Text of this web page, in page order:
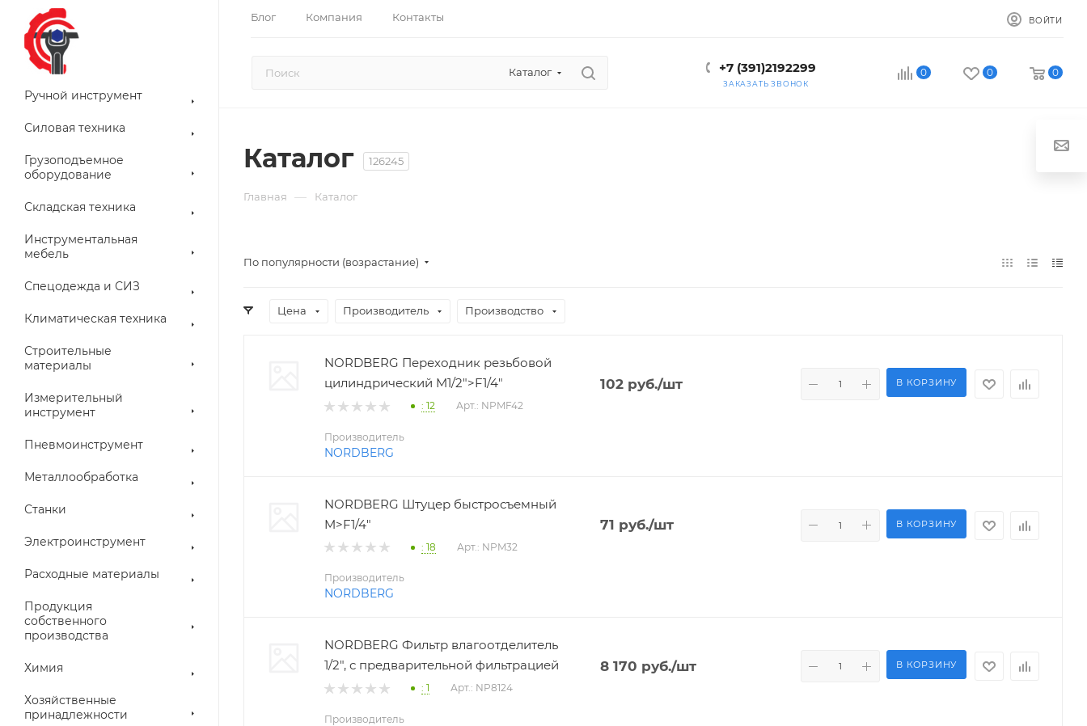
Блог Компания Контакты ВОЙТИ
Каталог +7 (391)2192299
ЗАКАЗАТЬ ЗВОНОК
0 0 0
Ручной инструмент
Силовая техника
Грузоподъемное
оборудование
Складская техника
Инструментальная
мебель
Спецодежда и СИЗ
Климатическая техника
Строительные
материалы
Измерительный
инструмент
Пневмоинструмент
Металлообработка
Станки
Электроинструмент
Расходные материалы
Продукция
собственного
производства
Химия
Хозяйственные
принадлежности
Каталог 126245
Главная — Каталог
По популярности (возрастание)
Цена Производитель Производство
NORDBERG Переходник резьбовой
цилиндрический M1/2">F1/4"
: 12 Арт.: NPMF42
102руб./шт В КОРЗИНУ
Производитель
NORDBERG
NORDBERG Штуцер быстросъемный
M>F1/4"
: 18 Арт.: NPM32
71 руб./шт В КОРЗИНУ
Производитель
NORDBERG
NORDBERG Фильтр влагоотделитель
1/2", с предварительной фильтрацией
: 1 Арт.: NP8124
8 170 руб./шт В КОРЗИНУ
Производитель